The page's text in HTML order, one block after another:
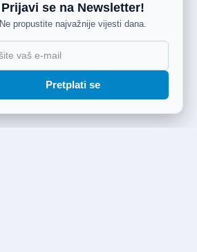
Prijavi se na Newsletter!
Ne propustite najvažnije vijesti dana.
Pretplati se